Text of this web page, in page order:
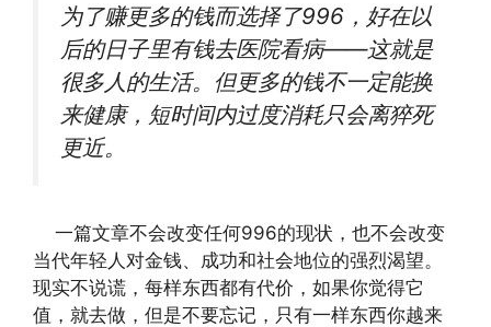
为了赚更多的钱而选择了996，好在以
后的日子里有钱去医院看病——这就是
很多人的生活。但更多的钱不一定能换
来健康，短时间内过度消耗只会离猝死
更近。
一篇文章不会改变任何996的现状，也不会改变
当代年轻人对金钱、成功和社会地位的强烈渴望。
现实不说谎，每样东西都有代价，如果你觉得它
值，就去做，但是不要忘记，只有一样东西你越来